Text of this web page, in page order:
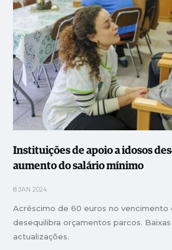
Instituições de apoio a idosos
aumento do salário mínimo
8 JAN 2024
Acréscimo de 60 euros no vencimento
desequilibra orçamentos parcos.
actualizações.